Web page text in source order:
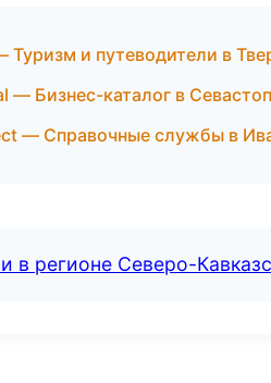
Туризм и путеводители в
— Бизнес-каталог в
— Справочные службы в
в регионе Северо-